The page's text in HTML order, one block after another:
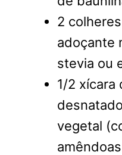
2
adoçante
stevia ou
1/2 xícara
vegetal